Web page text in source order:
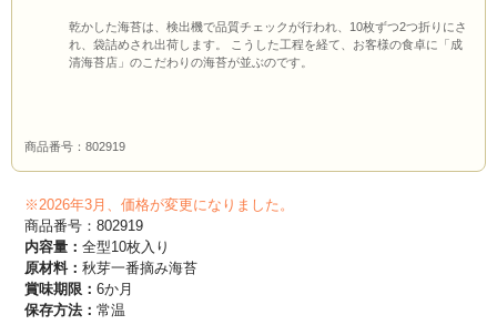
乾かした海苔は、検出機で品質チェックが行われ、10枚ずつ2つ折りにさ
れ、袋詰めされ出荷します。 こうした工程を経て、お客様の食卓に「成
清海苔店」のこだわりの海苔が並ぶのです。
商品番号：802919
※2026年3月、価格が変更になりました。
商品番号：802919
内容量：全型10枚入り
原材料：秋芽一番摘み海苔
賞味期限：6か月
保存方法：常温